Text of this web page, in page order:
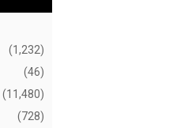
(1,232)
(46)
(11,480)
(728)